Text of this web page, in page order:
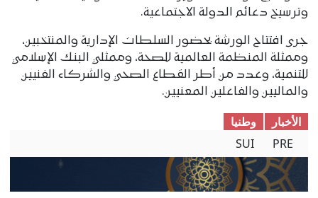
وترسيخ دعائم الدولة الاجتماعية.
جرى افتتاح الورشة بحضور السلطات الإدارية والمنتخبين،
وممثلة المنظمة العالمية للصحة، وممثلي البنك الإسلامي
للتنمية، وعدد من أطر القطاع الصحي والشركاء الفنيين
والماليين والفاعلين المعنيين.
الأخبار
وطنیا
PRE
SUI